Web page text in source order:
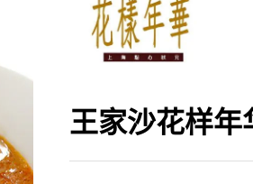
王家沙花样年